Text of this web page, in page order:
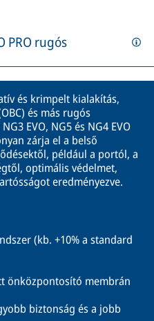
PRO rugós
és krimpelt kialakítás,
és más rugós
EVO, NG5 és NG4 EVO
zárja el a belső
például a portól, a
optimális védelmet,
eredményezve.
(kb. +10% a standard
önközpontosító membrán
biztonság és a jobb